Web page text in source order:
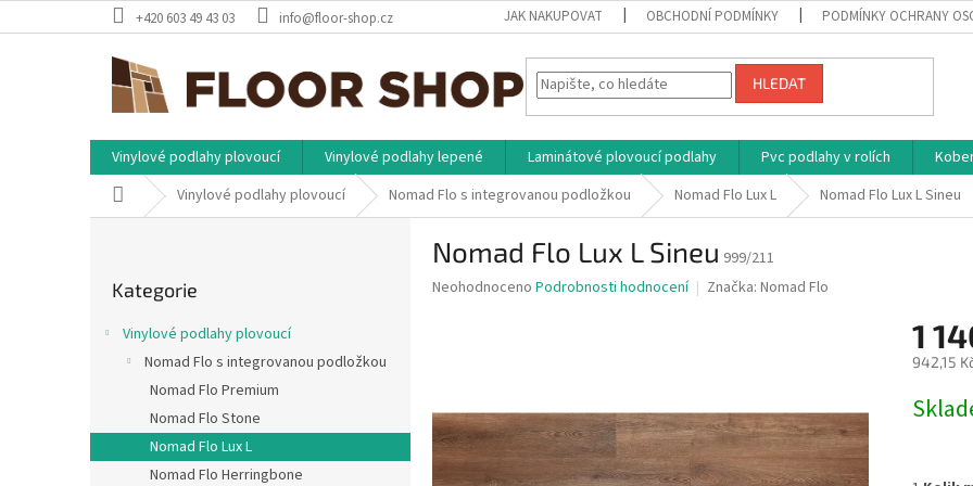
na
+420 603 49 43 03 info@floor-shop.cz JAK NAKUPOVAT OBCHODNÍ PODMÍNKY PODMÍNKY OCHRANY
HLEDAT
Vinylové podlahy plovoucí Vinylové podlahy lepené Laminátové plovoucí podlahy Pvc podlahy v rolích
Domů Vinylové podlahy plovoucí Nomad Flo s integrovanou podložkou Nomad Flo Lux L Nomad Flo Lux L Sineu
a
kategorie
Kategorie
Vinylové podlahy plovoucí
Nomad Flo s integrovanou podložkou
Nomad Flo Premium
Nomad Flo Stone
Nomad Flo Lux L
Nomad Flo Herringbone
Nomad Flo Lux L Sineu 999/211
Průměrné
5
hvězdiček.
Neohodnoceno Podrobnosti hodnocení Značka: Nomad Flo
1
942,15
cena: